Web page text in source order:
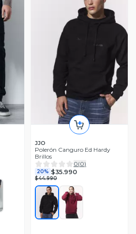
JJO
Polerón Canguro Ed Hardy
Brillos
0(0)
20% $35.990
$44.990